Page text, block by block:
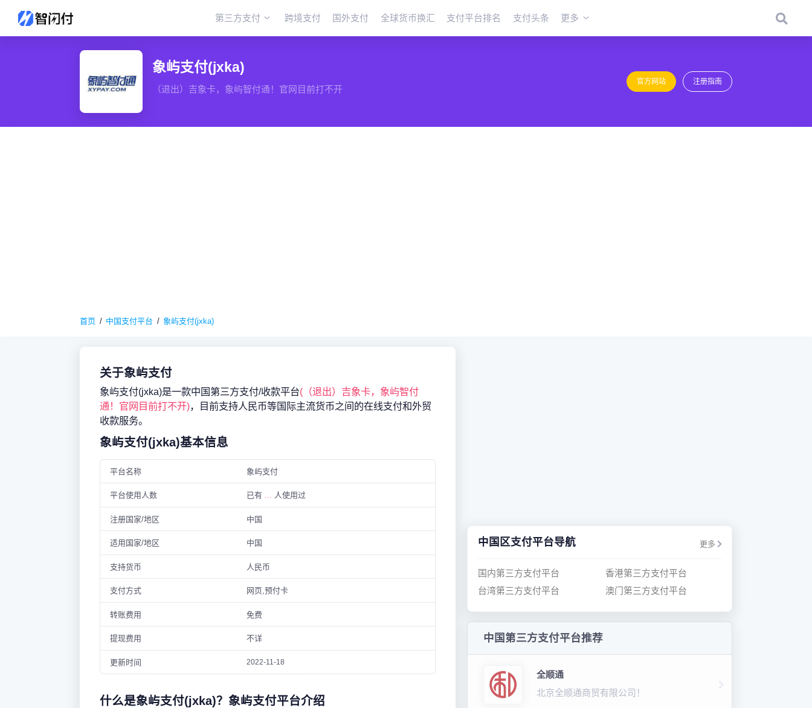
第三方支付 跨境支付 国外支付 全球货币换汇 支付平台排名 支付头条 更多
象屿支付(jxka)
（退出）吉象卡，象屿智付通！官网目前打不开
官方网站 注册指南
首页 中国支付平台 象屿支付(jxka)
关于象屿支付
象屿支付(jxka)是一款中国第三方支付/收款平台(（退出）吉象卡，象屿智付
通！官网目前打不开)，目前支持人民币等国际主流货币之间的在线支付和外贸
收款服务。
象屿支付(jxka)基本信息
平台名称 象屿支付
平台使用人数 已有 ... 人使用过
注册国家/地区 中国
适用国家/地区 中国
支持货币 人民币
支付方式 网页,预付卡
转账费用 免费
提现费用 不详
更新时间 2022-11-18
什么是象屿支付(jxka)？象屿支付平台介绍
中国区支付平台导航 更多
国内第三方支付平台
香港第三方支付平台
台湾第三方支付平台
澳门第三方支付平台
中国第三方支付平台推荐
全顺通
北京全顺通商贸有限公司！